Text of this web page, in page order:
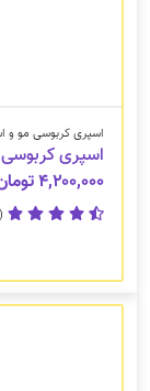
اسپری کربوسی مو و
اسپری
۴,۲۰۰,۰۰۰ تومان
(14